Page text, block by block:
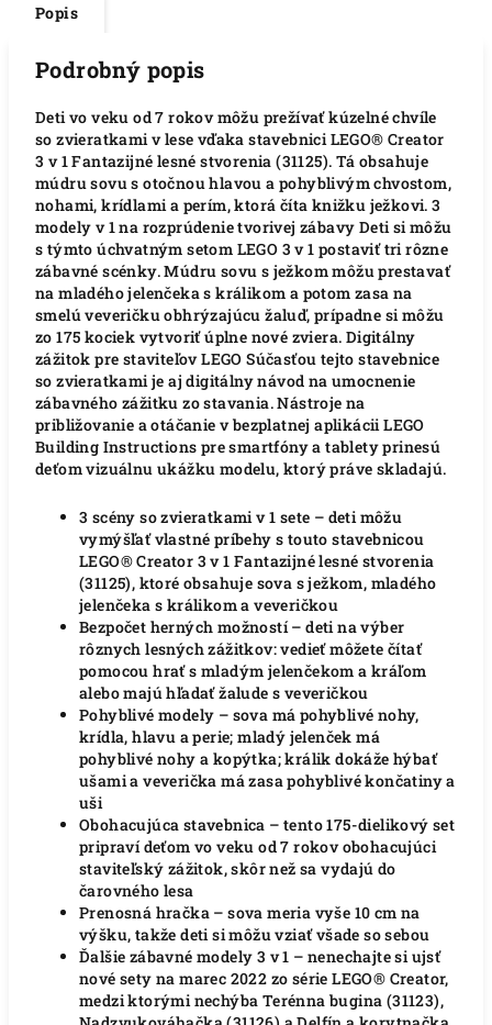
Popis
Podrobný popis
Deti vo veku od 7 rokov môžu prežívať kúzelné chvíle
so zvieratkami v lese vďaka stavebnici LEGO® Creator
3 v 1 Fantazijné lesné stvorenia (31125). Tá obsahuje
múdru sovu s otočnou hlavou a pohyblivým chvostom,
nohami, krídlami a perím, ktorá číta knižku ježkovi. 3
modely v 1 na rozprúdenie tvorivej zábavy Deti si môžu
s týmto úchvatným setom LEGO 3 v 1 postaviť tri rôzne
zábavné scénky. Múdru sovu s ježkom môžu prestavať
na mladého jelenčeka s králikom a potom zasa na
smelú veveričku obhrýzajúcu žaluď, prípadne si môžu
zo 175 kociek vytvoriť úplne nové zviera. Digitálny
zážitok pre staviteľov LEGO Súčasťou tejto stavebnice
so zvieratkami je aj digitálny návod na umocnenie
zábavného zážitku zo stavania. Nástroje na
približovanie a otáčanie v bezplatnej aplikácii LEGO
Building Instructions pre smartfóny a tablety prinesú
deťom vizuálnu ukážku modelu, ktorý práve skladajú.
3 scény so zvieratkami v 1 sete – deti môžu
vymýšľať vlastné príbehy s touto stavebnicou
LEGO® Creator 3 v 1 Fantazijné lesné stvorenia
(31125), ktoré obsahuje sova s ​​ježkom, mladého
jelenčeka s králikom a veveričkou
Bezpočet herných možností – deti na výber
rôznych lesných zážitkov: vedieť môžete čítať
pomocou hrať s mladým jelenčekom a kráľom
alebo majú hľadať žalude s veveričkou
Pohyblivé modely – sova má pohyblivé nohy,
krídla, hlavu a perie;mladý jelenček má
pohyblivé nohy a kopýtka;králik dokáže hýbať
ušami a veverička má zasa pohyblivé končatiny a
uši
Obohacujúca stavebnica – tento 175-dielikový set
pripraví deťom vo veku od 7 rokov obohacujúci
staviteľský zážitok, skôr než sa vydajú do
čarovného lesa
Prenosná hračka – sova meria vyše 10 cm na
výšku, takže deti si môžu vziať všade so sebou
Ďalšie zábavné modely 3 v 1 – nenechajte si ujsť
nové sety na marec 2022 zo série LEGO® Creator,
medzi ktorými nechýba Terénna bugina (31123),